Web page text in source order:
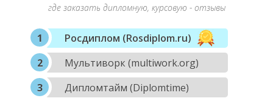
где заказать дипломную, курсовую - отзывы
Росдиплом (Rosdiplom.ru)
Мультиворк (multiwork.org)
Дипломтайм (Diplomtime)